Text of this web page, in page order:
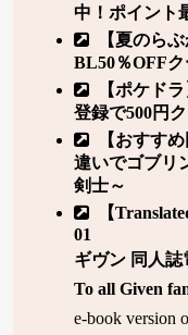
中！ポイント
【夏のら
BL50％OFFク
【ポケド
登録で500円
【おすす
違いでゴブリ
剣士～
【
01
ギヴン 同人誌
To all Given
e-book version